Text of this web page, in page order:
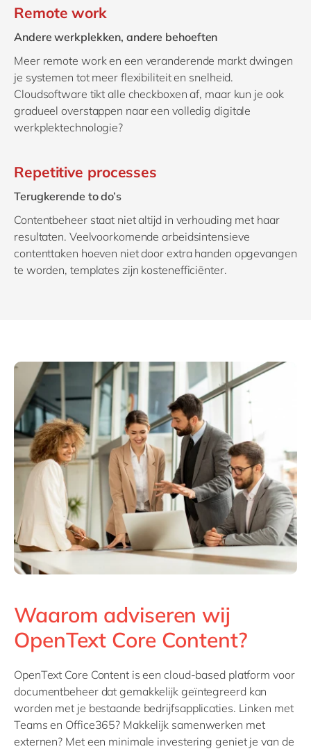
Remote work
Andere werkplekken, andere behoeften
Meer remote work en een veranderende markt dwingen
je systemen tot meer flexibiliteit en snelheid.
Cloudsoftware tikt alle checkboxen af, maar kun je ook
gradueel overstappen naar een volledig digitale
werkplektechnologie?
Repetitive processes
Terugkerende to do’s
Contentbeheer staat niet altijd in verhouding met haar
resultaten. Veelvoorkomende arbeidsintensieve
contenttaken hoeven niet door extra handen opgevangen
te worden, templates zijn kostenefficiënter.
Waarom adviseren wij
OpenText Core Content?
OpenText Core Content is een cloud-based platform voor
documentbeheer dat gemakkelijk geïntegreerd kan
worden met je bestaande bedrijfsapplicaties. Linken met
Teams en Office365? Makkelijk samenwerken met
externen? Met een minimale investering geniet je van de